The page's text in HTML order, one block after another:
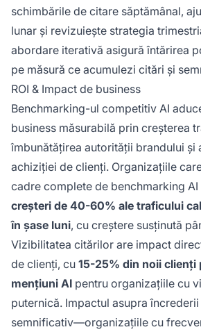
schimbările de citare săptămânal,
lunar și revizuiește strategia
abordare iterativă asigură întărirea
pe măsură ce acumulezi citări și
ROI & Impact de business
Benchmarking-ul competitiv AI
business măsurabilă prin creșterea
îmbunătățirea autorității brandului și
achiziției de clienți. Organizațiile
cadre complete de benchmarking
creșteri de 40-60% ale traficului
în șase luni, cu creștere susținută
Vizibilitatea citărilor are impact
de clienți, cu 15-25% din noii clienți
mențiuni AI pentru organizațiile cu
puternică. Impactul asupra
semnificativ—organizațiile cu